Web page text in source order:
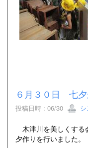
６月３０日 七夕
投稿日時 : 06/30
木津川を美しくする
夕作りを行いました。